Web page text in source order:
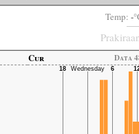
Temp: -
Cur Data